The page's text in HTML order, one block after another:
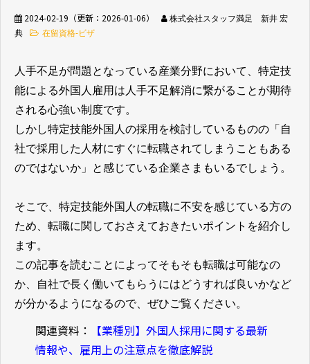
介護業界採用
外食業界採用 【飲食料品製造業向
け】特定技能制度が
業種別資料ダウンロ
ード
2024-02-19 （更新： 2026-01-06）
株式会社スタッフ満足 新井 宏
典
在留資格-ビザ
人手不足が問題となっている産業分野において、特定技
能による外国人雇用は人手不足解消に繋がることが期待
される心強い制度です。
しかし特定技能外国人の採用を検討しているものの「自
社で採用した人材にすぐに転職されてしまうこともある
のではないか」と感じている企業さまもいるでしょう。
そこで、特定技能外国人の転職に不安を感じている方の
ため、転職に関しておさえておきたいポイントを紹介し
ます。
この記事を読むことによってそもそも転職は可能なの
か、自社で長く働いてもらうにはどうすれば良いかなど
が分かるようになるので、ぜひご覧ください。
関連資料：
【業種別】外国人採用に関する最新
情報や、雇用上の注意点を徹底解説